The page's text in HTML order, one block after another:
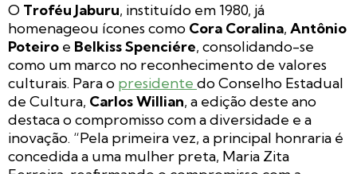
O Troféu Jaburu, instituído em 1980, já
homenageou ícones como Cora Coralina, Antônio
Poteiro e Belkiss Spenciére, consolidando-se
como um marco no reconhecimento de valores
culturais. Para o presidente do Conselho Estadual
de Cultura, Carlos Willian, a edição deste ano
destaca o compromisso com a diversidade e a
inovação. “Pela primeira vez, a principal honraria é
concedida a uma mulher preta, Maria Zita